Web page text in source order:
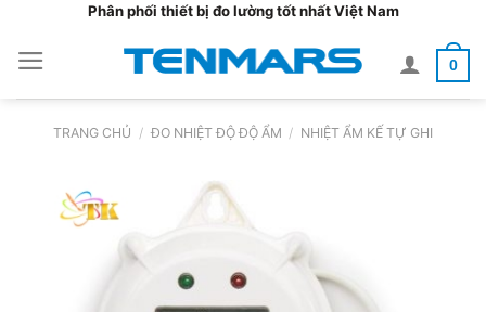
nội
dung
Phân phối thiết bị đo lường tốt nhất Việt Nam
0
TRANG CHỦ / ĐO NHIỆT ĐỘ ĐỘ ẨM / NHIỆT ẨM KẾ TỰ GHI